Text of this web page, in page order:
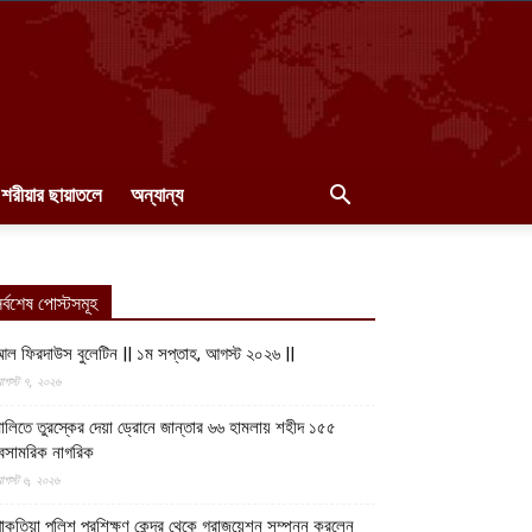
শরীয়ার ছায়াতলে অন্যান্য
পোস্টসমূহ
ফিরদাউস বুলেটিন || ১ম সপ্তাহ, আগস্ট ২০২৬ ||
৭, ২০২৬
তুরস্কের দেয়া ড্রোনে জান্তার ৬৬ হামলায় শহীদ ১৫৫
নাগরিক
৬, ২০২৬
পুলিশ প্রশিক্ষণ কেন্দ্র থেকে গ্রাজুয়েশন সম্পন্ন করলেন